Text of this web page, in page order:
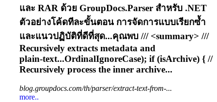
และ RAR ด้วย GroupDocs.Parser สำหรับ .NET
ตัวอย่างโค้ดทีละขั้นตอน การจัดการแบบเรียกซ้ำ
และแนวปฏิบัติที่ดีที่สุด...คุณพบ /// <summary> ///
Recursively extracts metadata and
plain‑text...OrdinalIgnoreCase); if (isArchive) { //
Recursively process the inner archive...
blog.groupdocs.com/th/parser/extract-text-from-...
more..